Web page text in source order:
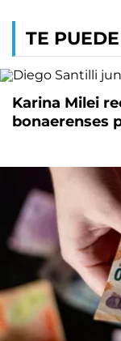
TE
Karina Milei
bonaerenses